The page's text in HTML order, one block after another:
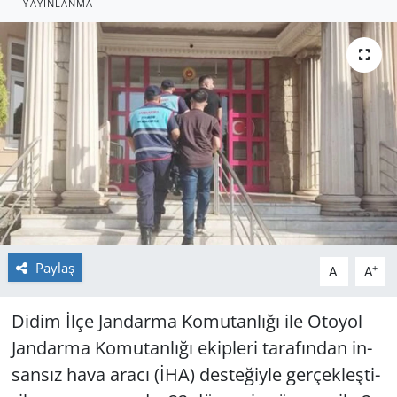
YAYINLANMA
Paylaş A- A+
Didim İlçe Jan­dar­ma Ko­mu­tan­lı­ğı ile Oto­yol
Jan­dar­ma Ko­mu­tan­lı­ğı ekip­le­ri ta­ra­fın­dan in­
san­sız hava aracı (İHA) des­te­ğiy­le ger­çek­leş­ti­
GÜNDEM
HABERDE İNSAN
KÜLTÜR SANAT
MAGAZİN
POLİTİKA
RESMİ İLANLAR
SİYASET